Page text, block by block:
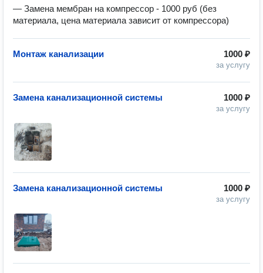
— Замена мембран на компрессор - 1000 руб (без
материала, цена материала зависит от компрессора)
1000 ₽
за услугу
Монтаж канализации
1000 ₽
за услугу
Замена канализационной системы
1000 ₽
за услугу
Замена канализационной системы